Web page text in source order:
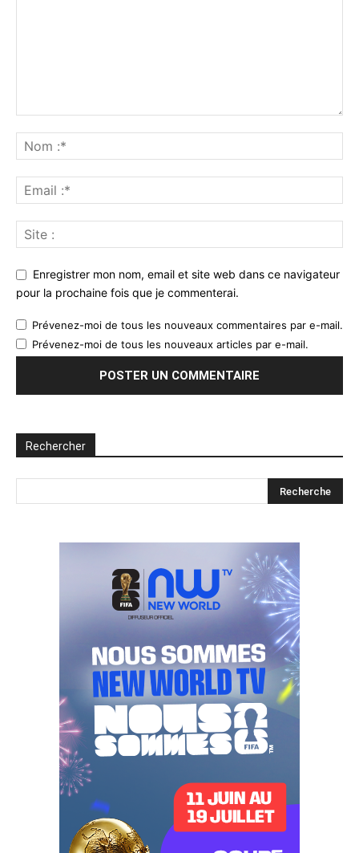
Enregistrer mon nom, email et site web dans ce navigateur
pour la prochaine fois que je commenterai.
Prévenez-moi de tous les nouveaux commentaires par e-mail.
Prévenez-moi de tous les nouveaux articles par e-mail.
Rechercher